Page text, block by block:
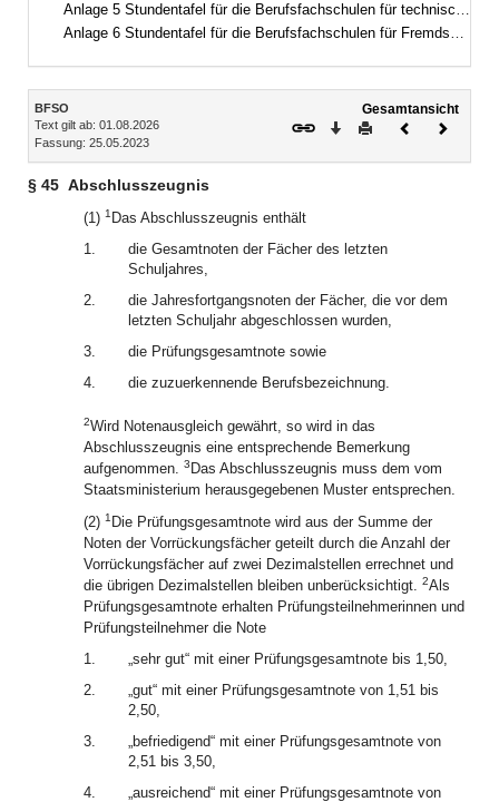
Anlage 5 Stundentafel für die Berufsfachschulen für technische Assistenten für Informatik
Anlage 6 Stundentafel für die Berufsfachschulen für Fremdsprachenberufe
Inhalt
BFSO
Text gilt ab: 01.08.2026
Fassung: 25.05.2023
Gesamtansicht
Download
DruckenVorheriges
§ 45 Abschlusszeugnis
(1) 1 Das Abschlusszeugnis enthält
1.
die Gesamtnoten der Fächer des letzten
Schuljahres,
2.
die Jahresfortgangsnoten der Fächer, die vor dem
letzten Schuljahr abgeschlossen wurden,
3.
die Prüfungsgesamtnote sowie
4.
die zuzuerkennende Berufsbezeichnung.
2Wird Notenausgleich gewährt, so wird in das
Abschlusszeugnis eine entsprechende Bemerkung
aufgenommen. 3 Das Abschlusszeugnis muss dem vom
Staatsministerium herausgegebenen Muster entsprechen.
(2) 1 Die Prüfungsgesamtnote wird aus der Summe der
Noten der Vorrückungsfächer geteilt durch die Anzahl der
Vorrückungsfächer auf zwei Dezimalstellen errechnet und
die übrigen Dezimalstellen bleiben unberücksichtigt. 2Als
Prüfungsgesamtnote erhalten Prüfungsteilnehmerinnen und
Prüfungsteilnehmer die Note
1.
„sehr gut“ mit einer Prüfungsgesamtnote bis 1,50,
2.
„gut“ mit einer Prüfungsgesamtnote von 1,51 bis
2,50,
3.
„befriedigend“ mit einer Prüfungsgesamtnote von
2,51 bis 3,50,
4.
„ausreichend“ mit einer Prüfungsgesamtnote von